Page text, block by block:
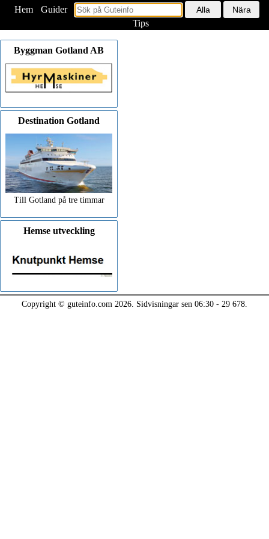
Hem
Guider
Tips
Byggman Gotland AB
Destination Gotland
Till Gotland på tre timmar
Hemse utveckling
Copyright © guteinfo.com 2026. Sidvisningar sen 06:30 - 29 678.